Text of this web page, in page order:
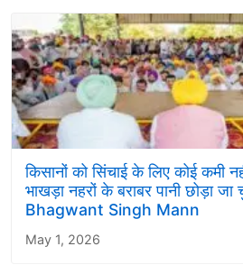
किसानों को सिंचाई के लिए कोई कमी
भाखड़ा नहरों के बराबर पानी छोड़ा
Bhagwant Singh Mann
May 1, 2026